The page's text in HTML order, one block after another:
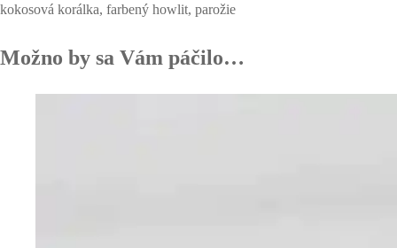
kokosová korálka, farbený howlit, parožie
Možno by sa Vám páčilo…